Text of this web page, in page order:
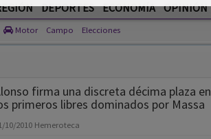
DEPORTES ECONOMÍA OPINIÓN
Motor Campo Elecciones
firma una discreta décima plaza en
primeros libres dominados por Massa
10/2010 Hemeroteca